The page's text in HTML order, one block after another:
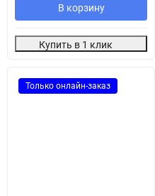
В корзину
Купить в 1 клик
Только онлайн-заказ